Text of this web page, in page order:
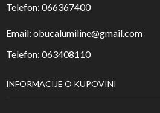
Telefon: 066367400
Email: obucalumiline@gmail.com
Telefon: 063408110
INFORMACIJE O KUPOVINI